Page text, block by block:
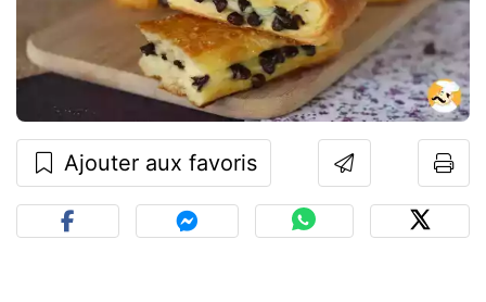
Ajouter aux favoris